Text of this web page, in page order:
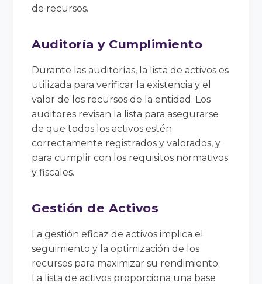
de recursos.
Auditoría y Cumplimiento
Durante las auditorías, la lista de activos es
utilizada para verificar la existencia y el
valor de los recursos de la entidad. Los
auditores revisan la lista para asegurarse
de que todos los activos estén
correctamente registrados y valorados, y
para cumplir con los requisitos normativos
y fiscales.
Gestión de Activos
La gestión eficaz de activos implica el
seguimiento y la optimización de los
recursos para maximizar su rendimiento.
La lista de activos proporciona una base